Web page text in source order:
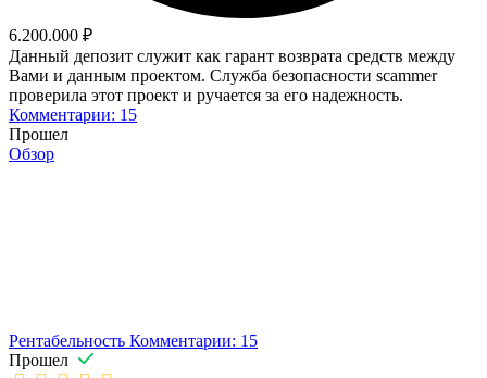
6.200.000 ₽
Данный депозит служит как гарант возврата средств между
Вами и данным проектом. Служба безопасности scammer
проверила этот проект и ручается за его надежность.
Комментарии: 15
Прошел
Обзор
Рентабельность Комментарии: 15
Прошел